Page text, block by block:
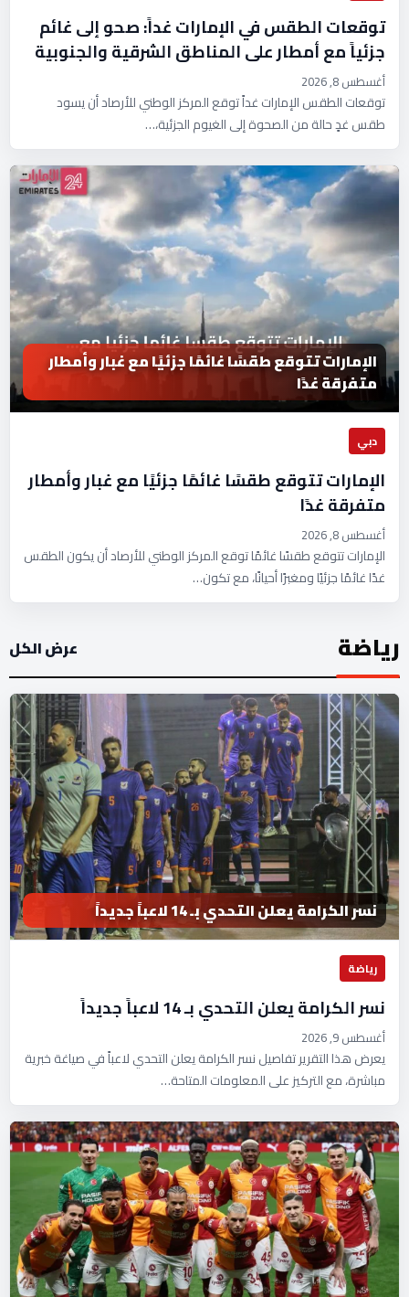
توقعات الطقس في الإمارات غداً: صحو إلى غائم
جزئياً مع أمطار على المناطق الشرقية والجنوبية
أغسطس 8, 2026
توقعات الطقس الإمارات غداً توقع المركز الوطني للأرصاد أن يسود
طقس غدٍ حالة من الصحوة إلى الغيوم الجزئية،…
الإمارات تتوقع طقسًا غائمًا جزئيًا مع غبار وأمطار
متفرقة غدًا
دبي
الإمارات تتوقع طقسًا غائمًا جزئيًا مع غبار وأمطار
متفرقة غدًا
أغسطس 8, 2026
الإمارات تتوقع طقسًا غائمًا توقع المركز الوطني للأرصاد أن يكون الطقس
غدًا غائمًا جزئيًا ومغبرًا أحيانًا، مع تكون…
رياضة عرض الكل
نسر الكرامة يعلن التحدي بـ 14 لاعباً جديداً
رياضة
نسر الكرامة يعلن التحدي بـ 14 لاعباً جديداً
أغسطس 9, 2026
يعرض هذا التقرير تفاصيل نسر الكرامة يعلن التحدي لاعباً في صياغة خبرية
مباشرة، مع التركيز على المعلومات المتاحة…